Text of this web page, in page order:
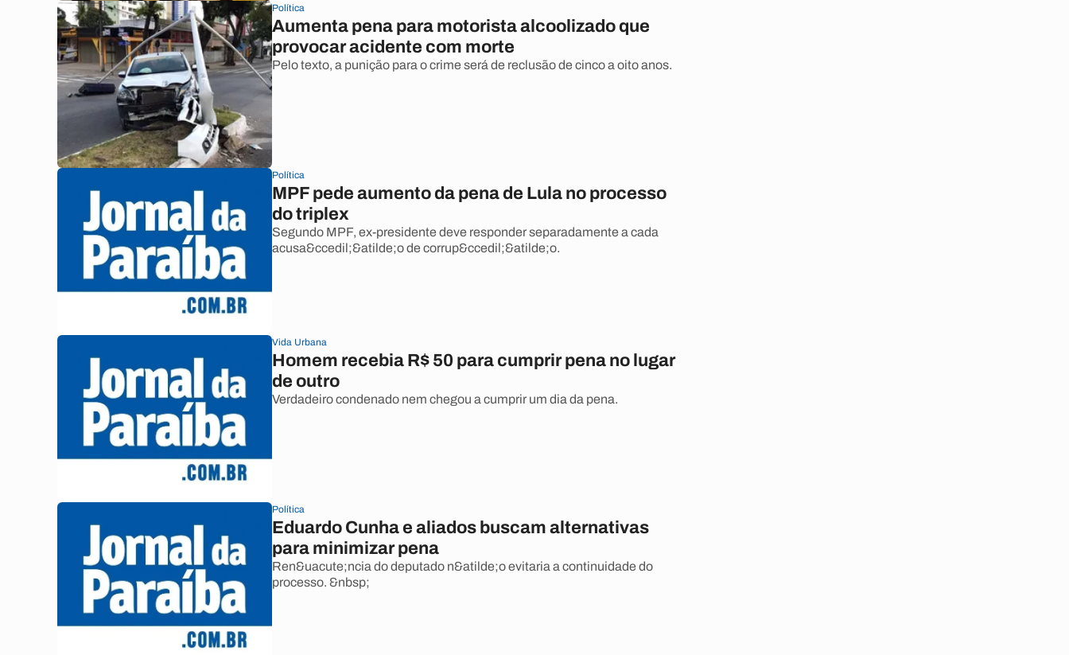
Política
Aumenta pena para motorista alcoolizado que
provocar acidente com morte
Pelo texto, a punição para o crime será de reclusão de cinco a oito anos.
Política
MPF pede aumento da pena de Lula no processo
do triplex
Segundo MPF, ex-presidente deve responder separadamente a cada
acusa&ccedil;&atilde;o de corrup&ccedil;&atilde;o.
Vida Urbana
Homem recebia R$ 50 para cumprir pena no lugar
de outro
Verdadeiro condenado nem chegou a cumprir um dia da pena.
Política
Eduardo Cunha e aliados buscam alternativas
para minimizar pena
Ren&uacute;ncia do deputado n&atilde;o evitaria a continuidade do
processo. &nbsp;